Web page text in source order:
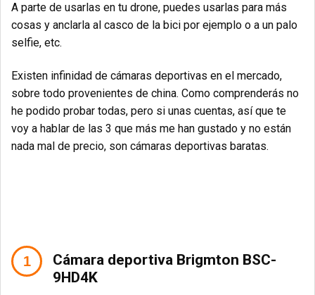
A parte de usarlas en tu drone, puedes usarlas para más
cosas y anclarla al casco de la bici por ejemplo o a un palo
selfie, etc.
Existen infinidad de cámaras deportivas en el mercado,
sobre todo provenientes de china. Como comprenderás no
he podido probar todas, pero si unas cuentas, así que te
voy a hablar de las 3 que más me han gustado y no están
nada mal de precio, son cámaras deportivas baratas.
Cámara deportiva Brigmton BSC-
9HD4K